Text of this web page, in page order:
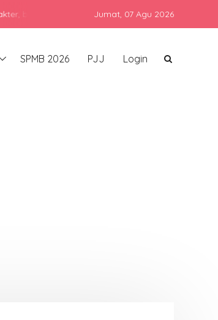
dan siap bersaing di era global dengan
Jumat, 07 Agu 2026
SPMB 2026 PJJ Login